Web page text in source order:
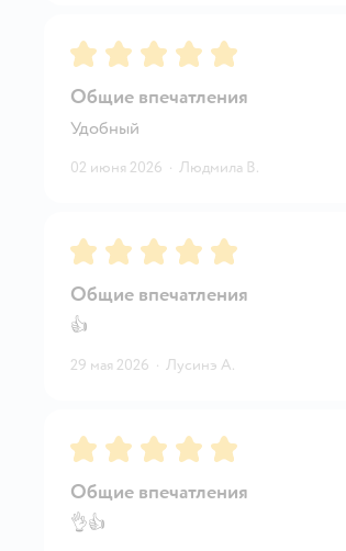
Рейтинг:5
Общие впечатления
Удобный
02 июня 2026 · Людмила В.
Рейтинг:5
Общие впечатления
👍
29 мая 2026 · Лусинэ А.
Рейтинг:5
Общие впечатления
👌👍